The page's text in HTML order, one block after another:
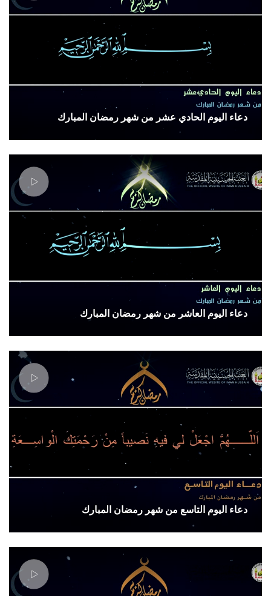
دعاء اليوم الحادي عشر من شهر رمضان المبارك
دعاء اليوم العاشر من شهر رمضان المبارك
دعاء اليوم التاسع من شهر رمضان المبارك